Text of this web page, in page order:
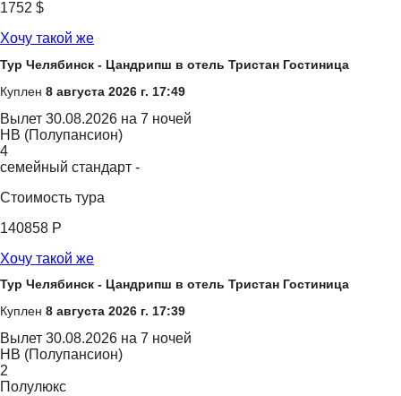
1752 $
Хочу такой же
Тур Челябинск - Цандрипш в отель Тристан Гостиница
Куплен 8 августа 2026 г. 17:49
Вылет 30.08.2026 на 7 ночей
HB (Полупансион)
4
семейный стандарт -
Стоимость тура
140858 Р
Хочу такой же
Тур Челябинск - Цандрипш в отель Тристан Гостиница
Куплен 8 августа 2026 г. 17:39
Вылет 30.08.2026 на 7 ночей
HB (Полупансион)
2
Полулюкс